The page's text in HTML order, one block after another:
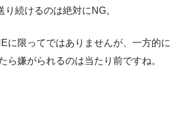
り続けるのは絶対にNG。
に限ってではありませんが、一方的に
ら嫌がられるのは当たり前ですね。